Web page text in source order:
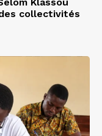
collectivités